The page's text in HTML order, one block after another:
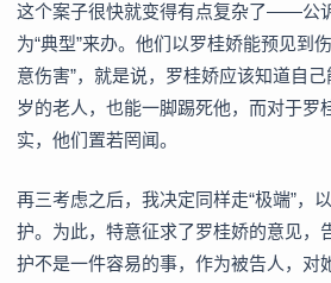
这个案子很快就变得有点复杂了——公
为“典型”来办。他们以罗桂娇能预见到
意伤害”，就是说，罗桂娇应该知道自
岁的老人，也能一脚踢死他，而对于罗
实，他们置若罔闻。
再三考虑之后，我决定同样走“极端”，
护。为此，特意征求了罗桂娇的意见，
护不是一件容易的事，作为被告人，对